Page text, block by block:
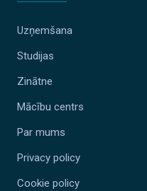
Uzņemšana
Studijas
Zinātne
Mācību centrs
Par mums
Privacy policy
Cookie policy